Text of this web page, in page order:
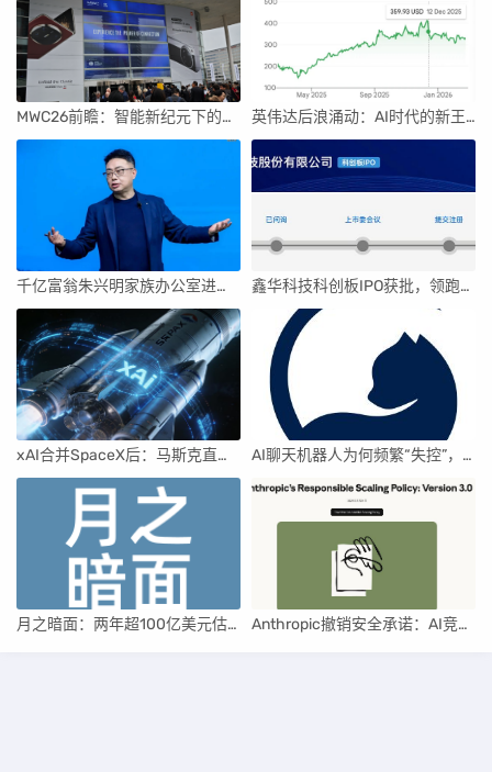
MWC26前瞻：智能新纪元下的科技盛宴 英伟达后浪涌动：AI时代的新王者与隐忧
千亿富翁朱兴明家族办公室进军VC圈 鑫华科技科创板IPO获批，领跑国内半导体材料市场
xAI合并SpaceX后：马斯克直接介入，团队压力激增 AI聊天机器人为何频繁“失控”，背后原因及解决方案解析
月之暗面：两年超100亿美元估值，K2.5引领AI新纪元 Anthropic撤销安全承诺：AI竞赛中的伦理与商业博弈